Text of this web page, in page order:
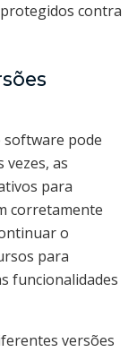
contra
software pode
as
para
corretamente
o
para
funcionalidades
versões